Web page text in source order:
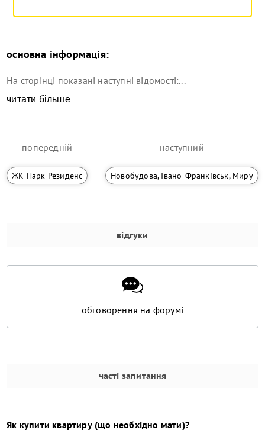
основна інформація:
На сторінці показані наступні відомості:...
читати більше
попередній
ЖК Парк Резиденс
наступний
Новобудова, Івано-Франківськ, Миру
відгуки
обговорення на форумі
часті запитання
Як купити квартиру (що необхідно мати)?